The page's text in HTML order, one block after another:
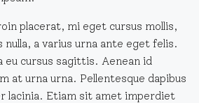
placerat, mi eget cursus mollis,
nulla, a varius urna ante eget felis.
eu cursus sagittis. Aenean id
at urna urna. Pellentesque dapibus
lacinia. Etiam sit amet imperdiet